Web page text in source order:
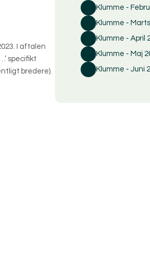
I aftalen
specifikt
bredere).
Klumme -
Klumme -
Klumme - April
Klumme - Maj
Klumme - Juni